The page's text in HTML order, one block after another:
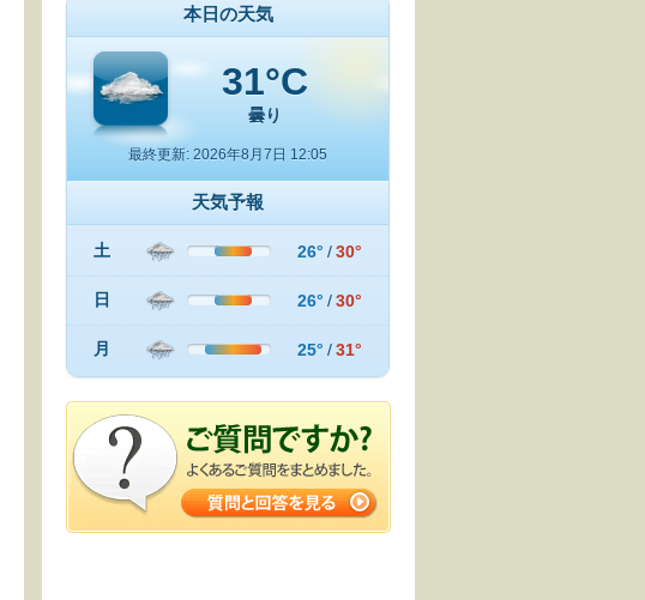
本日の天気
31°C
曇り
最終更新: 2026年8月7日 12:05
天気予報
土 26° /30°
日 26° /30°
月 25° /31°